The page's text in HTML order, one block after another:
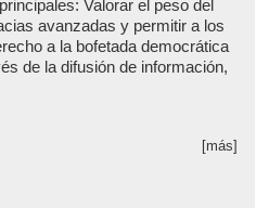
Valorar el peso del
avanzadas y permitir a los
a la bofetada democrática
de la difusión de información,
[más]